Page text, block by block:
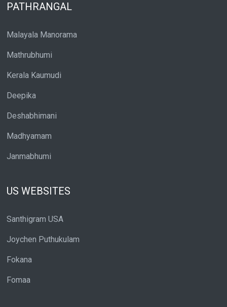
PATHRANGAL
Malayala Manorama
Mathrubhumi
Kerala Kaumudi
Deepika
Deshabhimani
Madhyamam
Janmabhumi
US WEBSITES
Santhigram USA
Joychen Puthukulam
Fokana
Fomaa